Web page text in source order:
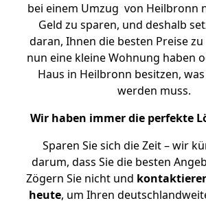
bei einem Umzug von Heilbronn
Geld zu sparen, und deshalb
daran, Ihnen die besten Preise
nun eine kleine Wohnung haben
Haus in Heilbronn besitzen,
werden muss.
Wir haben immer die perfekte
Sparen Sie sich die Zeit – wir
darum, dass Sie die besten
Zögern Sie nicht und
heute, um Ihren